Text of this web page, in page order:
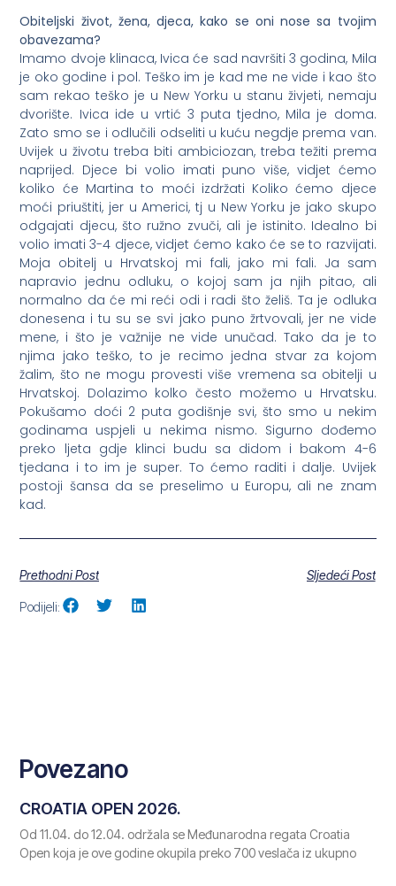
Obiteljski život, žena, djeca, kako se oni nose sa tvojim
obavezama?
Imamo dvoje klinaca, Ivica će sad navršiti 3 godina, Mila
je oko godine i pol. Teško im je kad me ne vide i kao što
sam rekao teško je u New Yorku u stanu živjeti, nemaju
dvorište. Ivica ide u vrtić 3 puta tjedno, Mila je doma.
Zato smo se i odlučili odseliti u kuću negdje prema van.
Uvijek u životu treba biti ambiciozan, treba težiti prema
naprijed. Djece bi volio imati puno više, vidjet ćemo
koliko će Martina to moći izdržati Koliko ćemo djece
moći priuštiti, jer u Americi, tj u New Yorku je jako skupo
odgajati djecu, što ružno zvuči, ali je istinito. Idealno bi
volio imati 3-4 djece, vidjet ćemo kako će se to razvijati.
Moja obitelj u Hrvatskoj mi fali, jako mi fali. Ja sam
napravio jednu odluku, o kojoj sam ja njih pitao, ali
normalno da će mi reći odi i radi što želiš. Ta je odluka
donesena i tu su se svi jako puno žrtvovali, jer ne vide
mene, i što je važnije ne vide unučad. Tako da je to
njima jako teško, to je recimo jedna stvar za kojom
žalim, što ne mogu provesti više vremena sa obitelji u
Hrvatskoj. Dolazimo kolko često možemo u Hrvatsku.
Pokušamo doći 2 puta godišnje svi, što smo u nekim
godinama uspjeli u nekima nismo. Sigurno dođemo
preko ljeta gdje klinci budu sa didom i bakom 4-6
tjedana i to im je super. To ćemo raditi i dalje. Uvijek
postoji šansa da se preselimo u Europu, ali ne znam
kad.
Prethodni Post Sljedeći Post
Podijeli:
Povezano
CROATIA OPEN 2026.
Od 11.04. do 12.04. održala se Međunarodna regata Croatia
Open koja je ove godine okupila preko 700 veslača iz ukupno